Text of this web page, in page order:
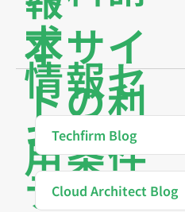
本サイ
トの利
用条件
求
情報セ
キュリ
ティ基
Techfirm Blog
Cloud Architect Blog